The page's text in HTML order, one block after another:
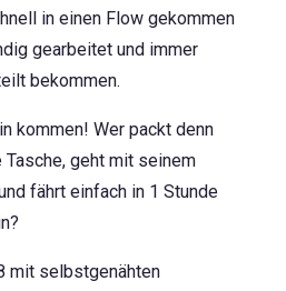
in einen Flow gekommen
gearbeitet und immer
bekommen.
kommen! Wer packt denn
geht mit seinem
fährt einfach in 1 Stunde
mit selbstgenähten